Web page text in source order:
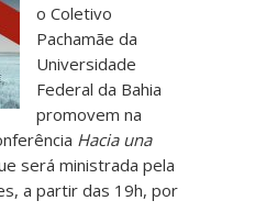
o Coletivo
Pachamãe da
Universidade
Federal da Bahia
promovem na
Hacia una
será ministrada pela
a partir das 19h, por